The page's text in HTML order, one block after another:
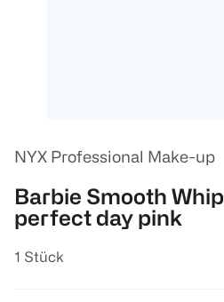
NYX Professional Make-up
Barbie Smooth
perfect day pink
1 Stück